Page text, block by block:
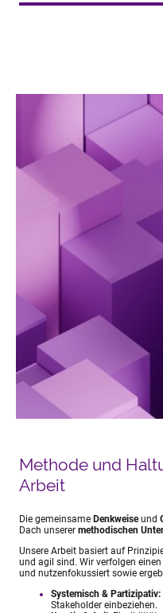
Methode und
Arbeit
Die gemeinsame Denkweiseund
Dach unserer methodischen
Unsere Arbeit basiert auf
und agil sind. Wir verfolgen
und nutzenfokussiert sowie
Systemisch & Partizipativ:
Stakeholder einbeziehen.